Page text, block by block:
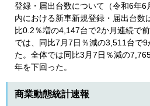
登録・届出台数について（令和6年
内における新車新規登録・届出台数
比0.2％増の4,147台で2か月連続で
では、同比7月7日％減の3,511台で
た。全体では同比3月7日％減の
年を下回った。
商業動態統計速報